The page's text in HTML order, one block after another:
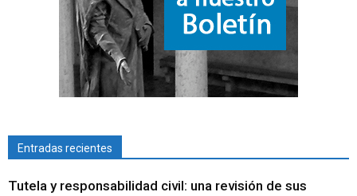
Entradas recientes
Tutela y responsabilidad civil: una revisión de sus